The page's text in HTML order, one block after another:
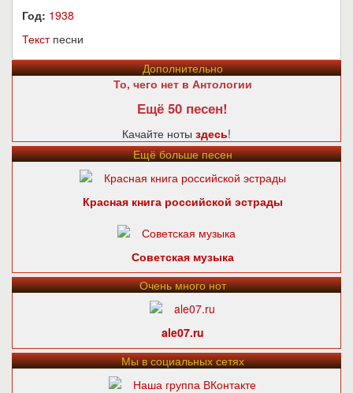
Год: 1938
Текстпесни
Дополнительно
То, чего нет в Антологии
Ещё 50 песен!
Качайте ноты здесь!
Ещё больше песен
Красная книга российской эстрады
Советская музыка
Очень много нот
ale07.ru
Мы в социальных сетях